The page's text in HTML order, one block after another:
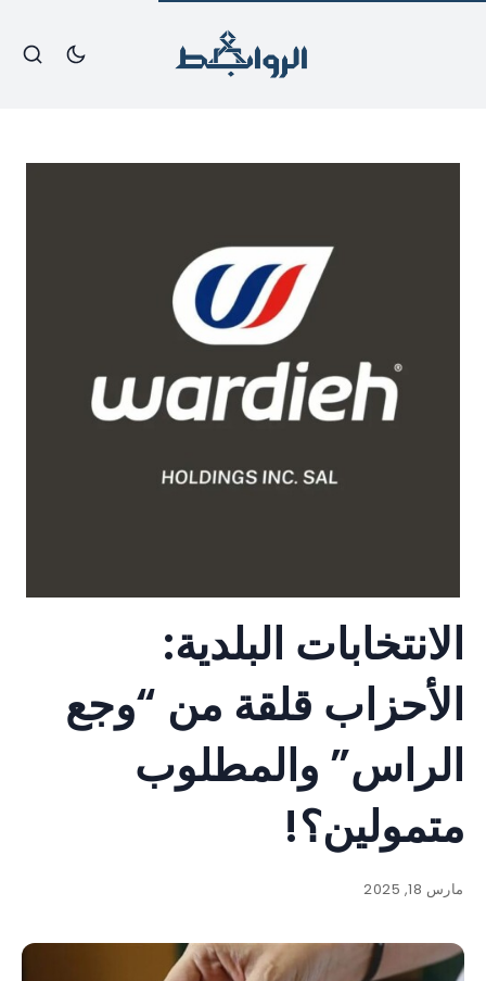
الانتخابات البلدية:
الأحزاب قلقة من “وجع
الراس” والمطلوب
متمولين؟!
مارس 18, 2025